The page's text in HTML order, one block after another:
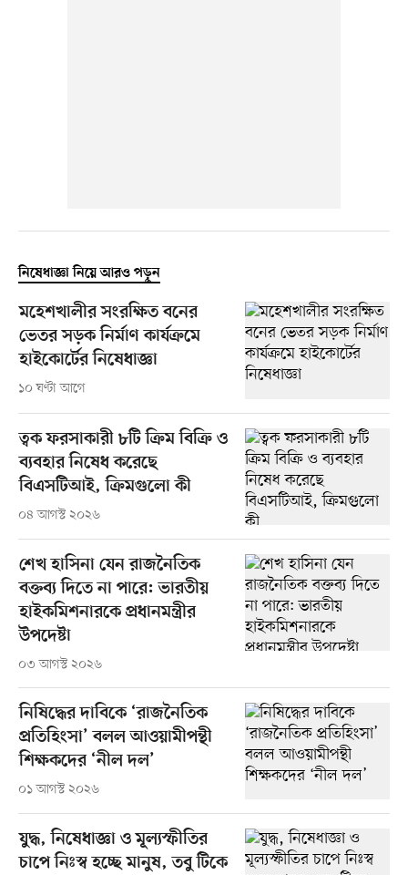
নিষেধাজ্ঞা নিয়ে আরও পড়ুন
মহেশখালীর সংরক্ষিত বনের
ভেতর সড়ক নির্মাণ কার্যক্রমে
হাইকোর্টের নিষেধাজ্ঞা
১০ ঘণ্টা আগে
ত্বক ফরসাকারী ৮টি ক্রিম বিক্রি ও
ব্যবহার নিষেধ করেছে
বিএসটিআই, ক্রিমগুলো কী
০৪ আগস্ট ২০২৬
শেখ হাসিনা যেন রাজনৈতিক
বক্তব্য দিতে না পারে: ভারতীয়
হাইকমিশনারকে প্রধানমন্ত্রীর
উপদেষ্টা
০৩ আগস্ট ২০২৬
নিষিদ্ধের দাবিকে ‘রাজনৈতিক
প্রতিহিংসা’ বলল আওয়ামীপন্থী
শিক্ষকদের ‘নীল দল’
০১ আগস্ট ২০২৬
যুদ্ধ, নিষেধাজ্ঞা ও মূল্যস্ফীতির
চাপে নিঃস্ব হচ্ছে মানুষ, তবু টিকে